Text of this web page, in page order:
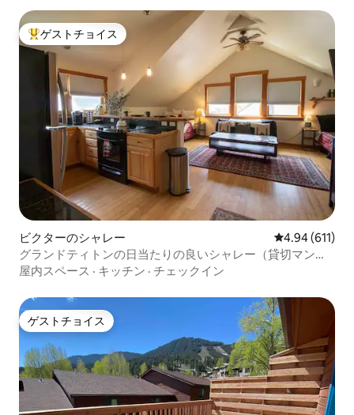
大好評のゲストチョイスです。
ゲストチョイス
ビクターのシャレー レビュー611
4.94 (611)
グランドティトンの日当たりの良いシャレー（貸切マンシ
ョン・アパート）
屋内スペース · キッチン · チェックイン
ゲストチョイス
ゲストチョイス